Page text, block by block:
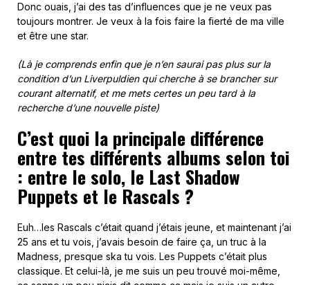
Donc ouais, j’ai des tas d’influences que je ne veux pas
toujours montrer. Je veux à la fois faire la fierté de ma ville
et être une star.
(Là je comprends enfin que je n’en saurai pas plus sur la
condition d’un Liverpuldien qui cherche à se brancher sur
courant alternatif, et me mets certes un peu tard à la
recherche d’une nouvelle piste)
C’est quoi la principale différence
entre tes différents albums selon toi
: entre le solo, le Last Shadow
Puppets et le Rascals ?
Euh…les Rascals c’était quand j’étais jeune, et maintenant j’ai
25 ans et tu vois, j’avais besoin de faire ça, un truc à la
Madness, presque ska tu vois. Les Puppets c’était plus
classique. Et celui-là, je me suis un peu trouvé moi-même,